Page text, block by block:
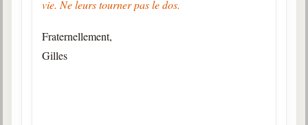
vie. Ne leurs tourner pas le dos.
Fraternellement,
Gilles